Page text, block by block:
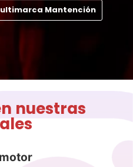
Mantención
nuestras